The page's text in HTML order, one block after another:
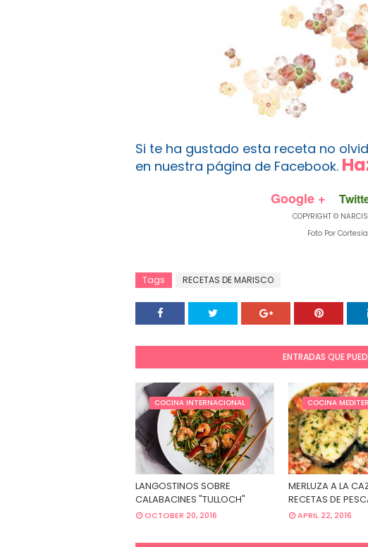
Si te ha gustado esta receta no
en nuestra página de Facebook.
Google +
COPYRIGHT ©
Foto Por
Tags RECETAS DE MARISCO
ENTRADAS QUE
COCINA INTERNACIONAL
LANGOSTINOS SOBRE
CALABACINES "TULLOCH"
OCTOBER 20, 2016
COCINA
MERLUZA A LA
RECETAS DE
APRIL 22, 2016